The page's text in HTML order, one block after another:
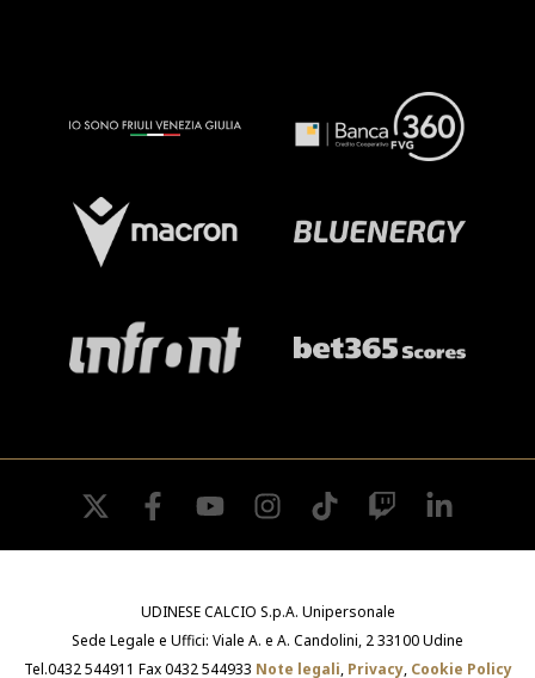
twitter facebookyoutube instagramtiktok twitch
UDINESE CALCIO S.p.A. Unipersonale
Sede Legale e Uffici: Viale A. e A. Candolini, 2 33100 Udine
Tel.0432 544911 Fax 0432 544933 Note legali, Privacy, Cookie Policy